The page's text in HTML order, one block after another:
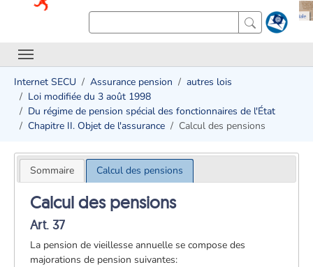
Internet SECU Assurance pension
autres lois
Loi modifiée du 3 août 1998
Du régime de pension spécial des fonctionnaires de l'État
Chapitre II. Objet de l'assurance
Calcul des pensions
Sommaire Calcul des pensions
Calcul des pensions
Art. 37
La pension de vieillesse annuelle se compose des
majorations de pension suivantes: